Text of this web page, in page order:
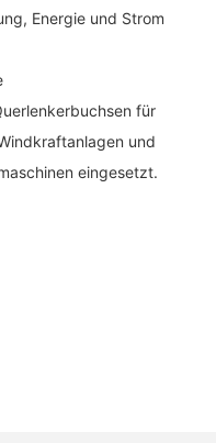
Energie und Strom
für
und
eingesetzt.